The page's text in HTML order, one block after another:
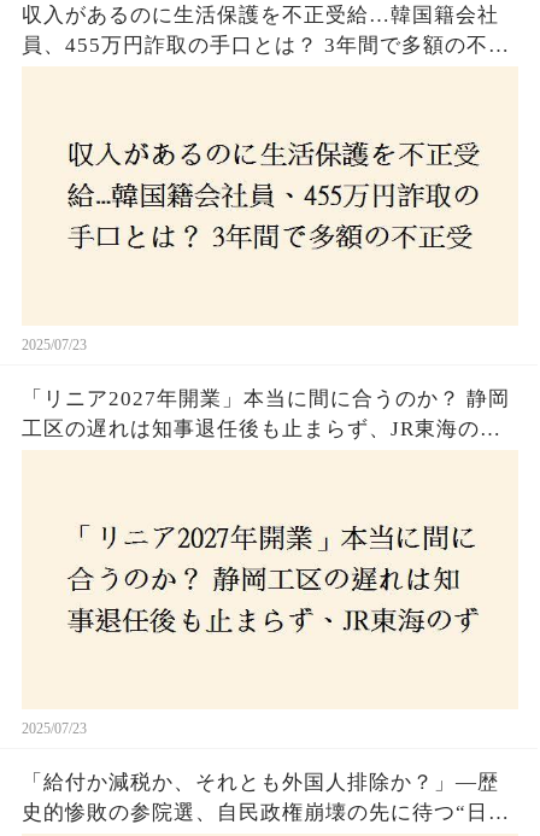
収入があるのに生活保護を不正受給…韓国籍会社
員、455万円詐取の手口とは？ 3年間で多額の不正
2025/07/23
「リニア2027年開業」本当に間に合うのか？ 静岡
工区の遅れは知事退任後も止まらず、JR東海のず
2025/07/23
「給付か減税か、それとも外国人排除か？」―歴
史的惨敗の参院選、自民政権崩壊の先に待つ“日本